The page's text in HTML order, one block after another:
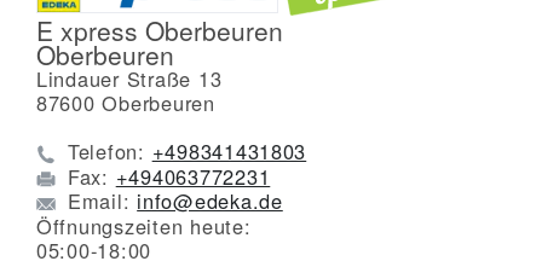
E xpress Oberbeuren
Oberbeuren
Lindauer Straße 13
87600 Oberbeuren
Telefon: +498341431803
Fax: +494063772231
Email: info@edeka.de
Öffnungszeiten heute:
05:00-18:00